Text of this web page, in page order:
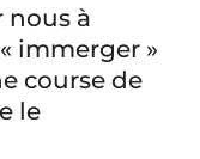
nous à
immerger »
course de
le